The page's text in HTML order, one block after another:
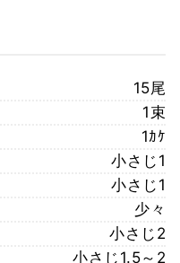
15尾
1束
1ｶｹ
小さじ1
小さじ1
少々
小さじ2
小さじ1.5～2